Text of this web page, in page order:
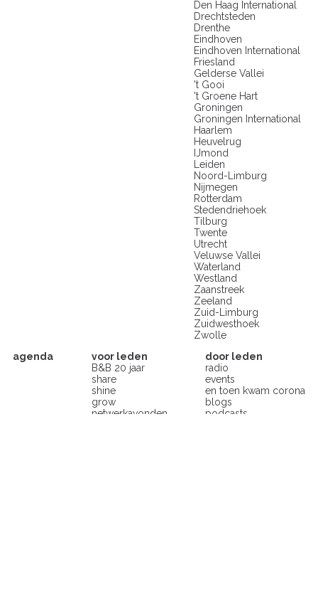
Den Haag International
Drechtsteden
Drenthe
Eindhoven
Eindhoven International
Friesland
Gelderse Vallei
't Gooi
't Groene Hart
Groningen
Groningen International
Haarlem
Heuvelrug
IJmond
Leiden
Noord-Limburg
Nijmegen
Rotterdam
Stedendriehoek
Tilburg
Twente
Utrecht
Veluwse Vallei
Waterland
Westland
Zaanstreek
Zeeland
Zuid-Limburg
Zuidwesthoek
Zwolle
agenda
voor leden
B&B 20 jaar
share
shine
grow
netwerkavonden
door leden
radio
events
en toen kwam corona
blogs
podcasts